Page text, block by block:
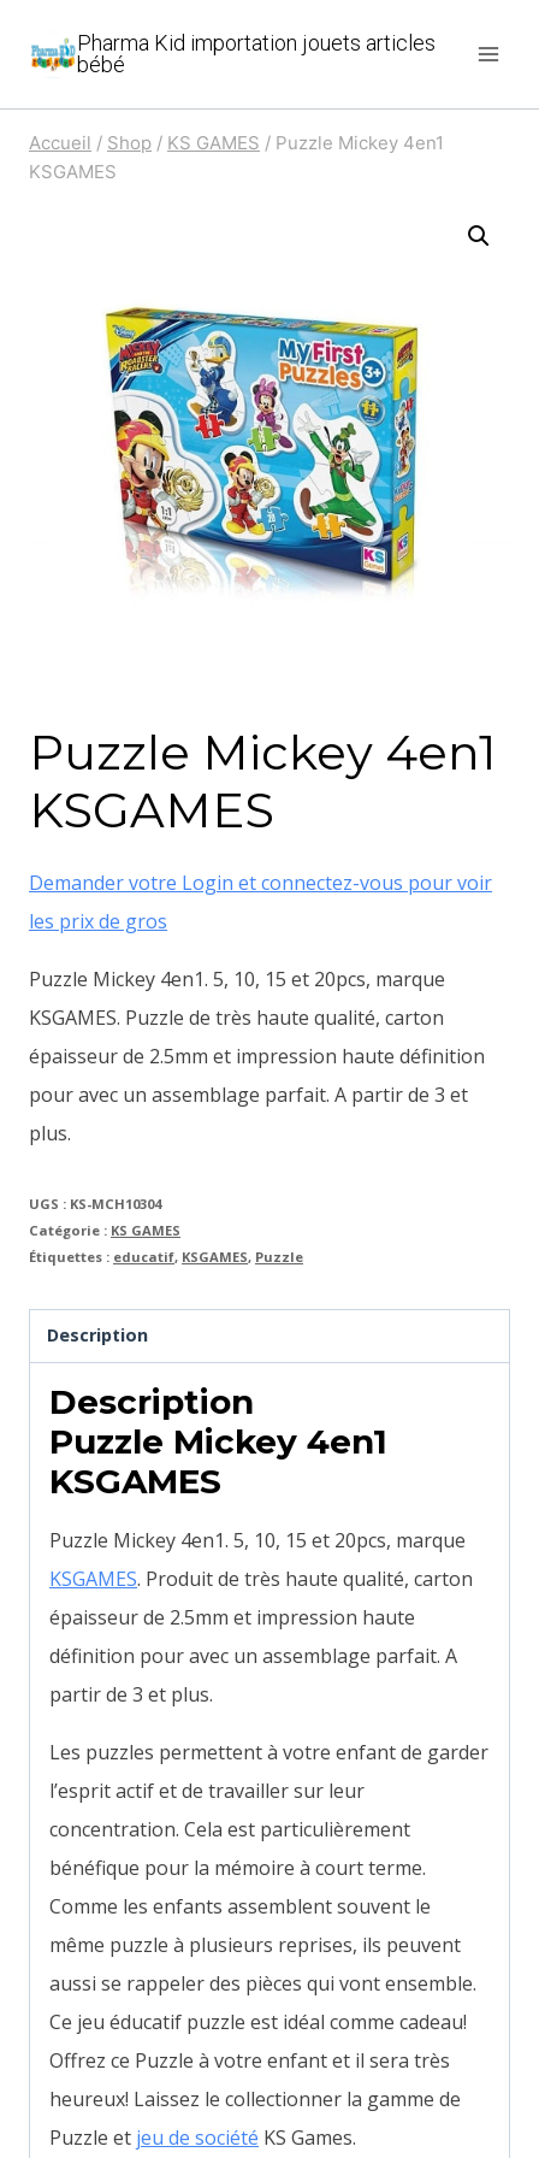
Pharma Kid importation jouets articles
bébé
Accueil / Shop / KS GAMES / Puzzle Mickey 4en1
KSGAMES
Puzzle Mickey 4en1
KSGAMES
Demander votre Login et connectez-vous pour voir
les prix de gros
Puzzle Mickey 4en1. 5, 10, 15 et 20pcs, marque
KSGAMES. Puzzle de très haute qualité, carton
épaisseur de 2.5mm et impression haute définition
pour avec un assemblage parfait. A partir de 3 et
plus.
UGS : KS-MCH10304
Catégorie : KS GAMES
Étiquettes : educatif, KSGAMES, Puzzle
Description
Description
Puzzle Mickey 4en1
KSGAMES
Puzzle Mickey 4en1. 5, 10, 15 et 20pcs, marque
KSGAMES. Produit de très haute qualité, carton
épaisseur de 2.5mm et impression haute
définition pour avec un assemblage parfait. A
partir de 3 et plus.
Les puzzles permettent à votre enfant de garder
l’esprit actif et de travailler sur leur
concentration. Cela est particulièrement
bénéfique pour la mémoire à court terme.
Comme les enfants assemblent souvent le
même puzzle à plusieurs reprises, ils peuvent
aussi se rappeler des pièces qui vont ensemble.
Ce jeu éducatif puzzle est idéal comme cadeau!
Offrez ce Puzzle à votre enfant et il sera très
heureux! Laissez le collectionner la gamme de
Puzzle et jeu de société KS Games.